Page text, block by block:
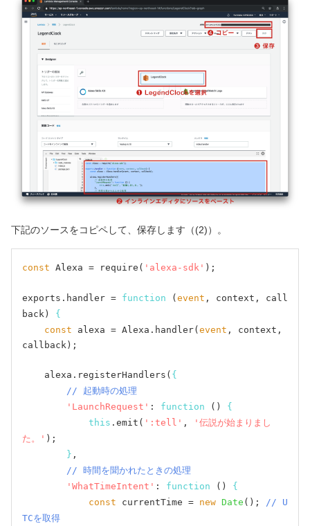
下記のソースをコピペして、保存します（(2)）。
const Alexa = require( 'alexa-sdk' );
exports.handler = function (event , context, call
back) {
const alexa = Alexa.handler(event , context,
callback);
    alexa.registerHandlers(
{
// 起動時の処理
'LaunchRequest' : function () {
this .emit( ':tell' ,
'伝説が始まりまし
た。' );
} ,
// 時間を聞かれたときの処理
'WhatTimeIntent' : function () {
const currentTime = new Date ();
// U
TCを取得